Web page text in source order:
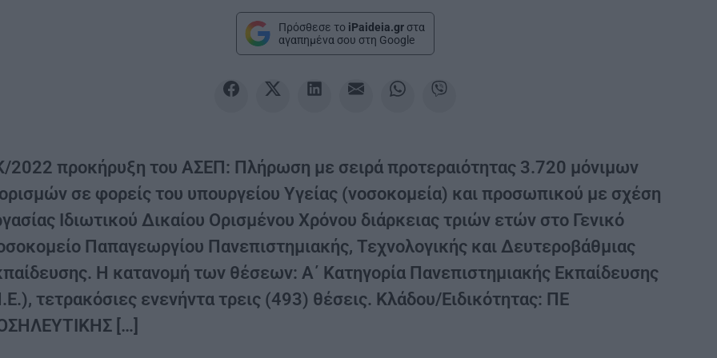
Πρόσθεσε το iPaideia.gr στα
αγαπημένα σου στη Google
2022 προκήρυξη του ΑΣΕΠ: Πλήρωση με σειρά προτεραιότητας 3.720 μόνιμων
σε φορείς του υπουργείου Υγείας (νοσοκομεία) και προσωπικού με σχέση
Ιδιωτικού Δικαίου Ορισμένου Χρόνου διάρκειας τριών ετών στο Γενικό
Παπαγεωργίου Πανεπιστημιακής, Τεχνολογικής και Δευτεροβάθμιας
Η κατανομή των θέσεων: Α΄ Κατηγορία Πανεπιστημιακής Εκπαίδευσης
τετρακόσιες ενενήντα τρεις (493) θέσεις. Κλάδου/Ειδικότητας: ΠΕ
[…]